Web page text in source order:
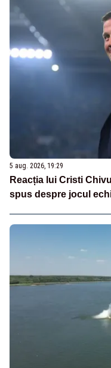
5 aug. 2026, 19:29
Reacția lui Cristi
spus despre jocul